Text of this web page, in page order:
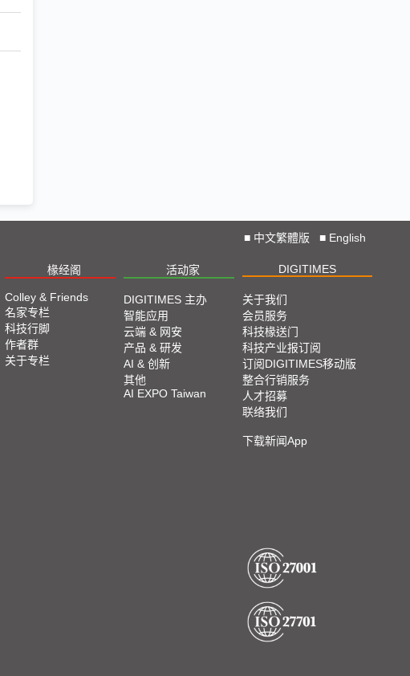
■ 中文繁體版 ■ English
椽经阁 活动家 DIGITIMES
Colley & Friends
名家专栏
科技行脚
作者群
关于专栏
DIGITIMES 主办
智能应用
云端 & 网安
产品 & 研发
AI & 创新
其他
AI EXPO Taiwan
关于我们
会员服务
科技椽送门
科技产业报订阅
订阅DIGITIMES移动版
整合行销服务
人才招募
联络我们
下载新闻App